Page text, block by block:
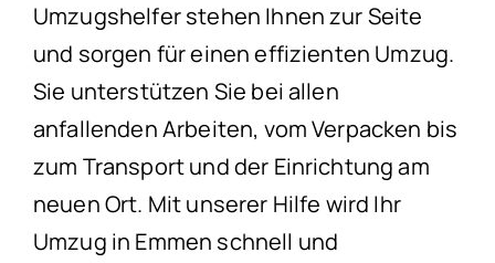
Umzugshelfer stehen Ihnen zur Seite
und sorgen für einen effizienten Umzug.
Sie unterstützen Sie bei allen
anfallenden Arbeiten, vom Verpacken bis
zum Transport und der Einrichtung am
neuen Ort. Mit unserer Hilfe wird Ihr
Umzug in Emmen schnell und